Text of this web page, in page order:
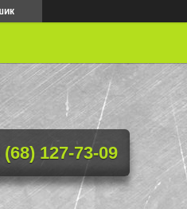
(68) 127-73-09